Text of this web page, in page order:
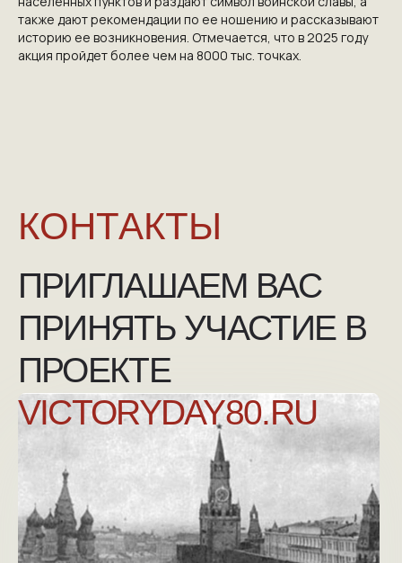
также дают рекомендации по ее ношению и рассказывают
историю ее возникновения. Отмечается, что в 2025 году
акция пройдет более чем на 8000 тыс. точках.
+7 (925) 007-33-07